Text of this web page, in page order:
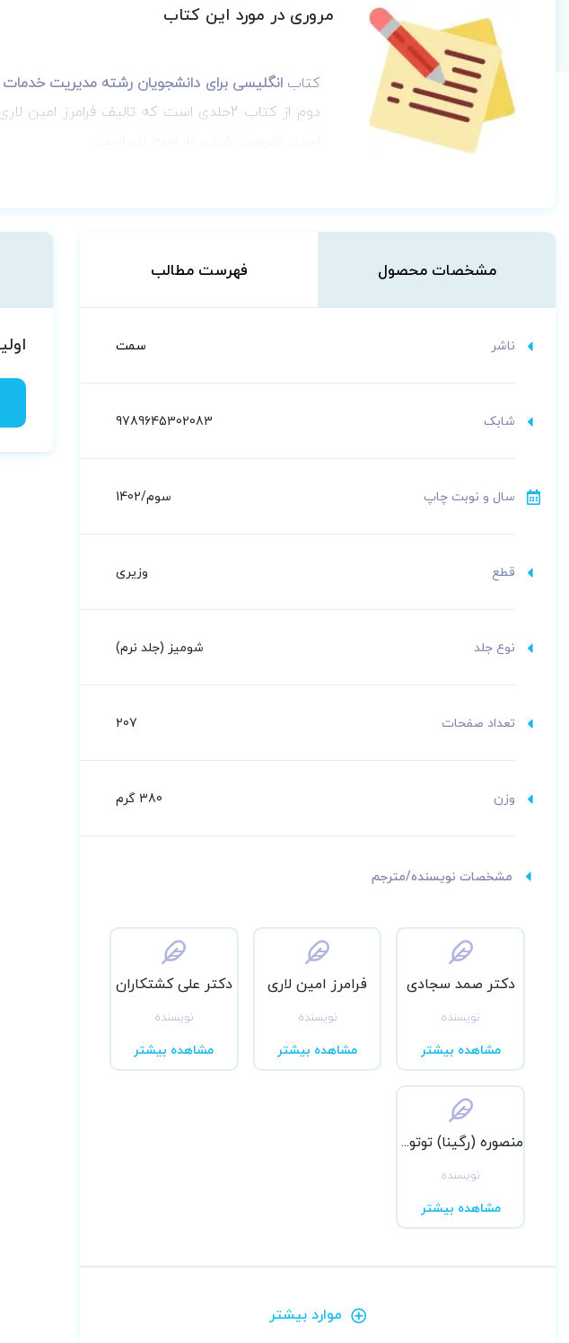
مروری در مورد این کتاب
کتاب انگلیسی برای دانشجویان رشته مدیریت خدمات
دوم از کتاب 2جلدی است که تالیف
مشخصات محصول فهرست مطالب
ناشر سمت
شابک 9789645302083
سال و نوبت چاپ سوم/1402
قطع وزیری
نوع جلد شومیز (جلد نرم)
تعداد صفحات 207
وزن 380 گرم
مشخصات نویسنده/مترجم
دکتر صمد سجادی
نویسنده
مشاهده بیشتر
فرامرز امین لاری
نویسنده
مشاهده بیشتر
دکتر علی کشتکاران
نویسنده
مشاهده بیشتر
منصوره (رگینا) توتونچی
نویسنده
مشاهده بیشتر
موارد بیشتر